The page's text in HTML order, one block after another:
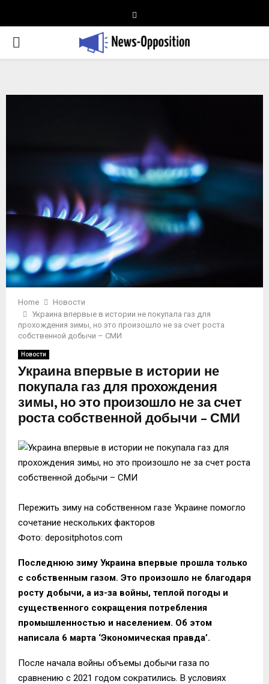
PRIMARY
Home
Новости
Украина впервые в истории не покупала газ для
прохождения зимы, но это произошло не за счет роста
собственной добычи – СМИ
Новости
Украина впервые в истории не
покупала газ для прохождения
зимы, но это произошло не за счет
роста собственной добычи – СМИ
Пережить зиму на собственном газе Украине помогло
сочетание нескольких факторов
Фото: depositphotos.com
Последнюю зиму Украина впервые прошла только
с собственным газом. Это произошло не благодаря
росту добычи, а из-за войны, теплой погоды и
существенного сокращения потребления
промышленностью и населением. Об этом
написала 6 марта ‘Экономическая правда’.
После начала войны объемы добычи газа по
сравнению с 2021 годом сократились. В условиях